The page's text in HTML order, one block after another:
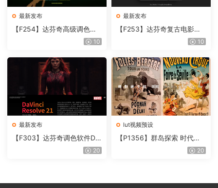
最新发布
【F254】达芬奇高级调色插
件 Contour V2.2.2 WinMac10
最新发布
【F253】达芬奇复古电影胶
片质感DCTL节点调色预设 M
T V4.0
10
最新发布
【F303】达芬奇调色软件Da
Vinci Resolve Studio21.0.320
lut视频预设
【P1356】群岛探索 时代马
戏团 – QUEST 60 调色预设A
20